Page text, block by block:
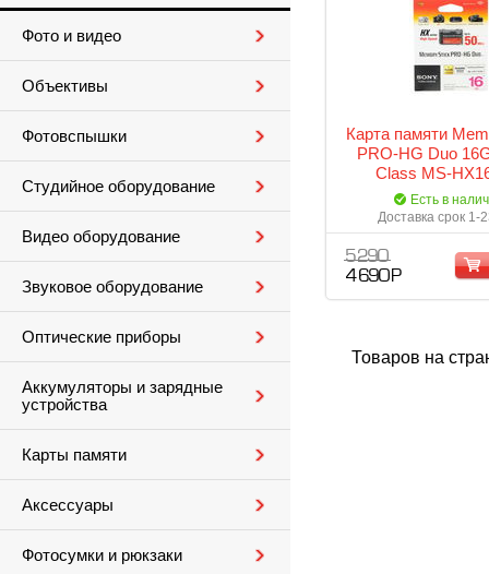
Фото и видео
Объективы
Фотовспышки
Студийное оборудование
Видео оборудование
Звуковое оборудование
Оптические приборы
Аккумуляторы и зарядные
устройства
Карты памяти
Аксессуары
Фотосумки и рюкзаки
Карта памяти
PRO-HG Duo
Class MS-
Есть в
Доставка срок 1-
5 290
4 690 Р
Товаров на